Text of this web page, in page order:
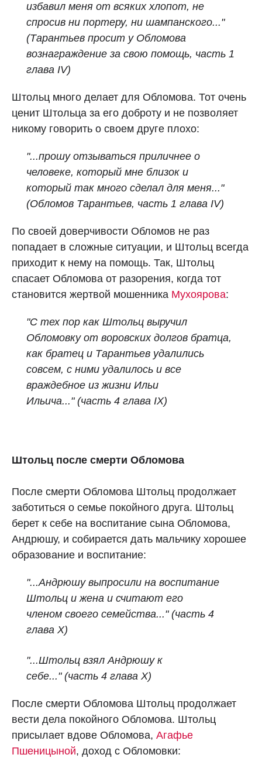
избавил меня от всяких хлопот, не
спросив ни портеру, ни шампанского..."
(Тарантьев просит у Обломова
вознаграждение за свою помощь, часть 1
глава IV)
Штольц много делает для Обломова. Тот очень
ценит Штольца за его доброту и не позволяет
никому говорить о своем друге плохо:
"...прошу отзываться приличнее о
человеке, который мне близок и
который так много сделал для меня..."
(Обломов Тарантьев, часть 1 глава IV)
По своей доверчивости Обломов не раз
попадает в сложные ситуации, и Штольц всегда
приходит к нему на помощь. Так, Штольц
спасает Обломова от разорения, когда тот
становится жертвой мошенника Мухоярова:
"С тех пор как Штольц выручил
Обломовку от воровских долгов братца,
как братец и Тарантьев удалились
совсем, с ними удалилось и все
враждебное из жизни Ильи
Ильича..." (часть 4 глава IX)
Штольц после смерти Обломова
После смерти Обломова Штольц продолжает
заботиться о семье покойного друга. Штольц
берет к себе на воспитание сына Обломова,
Андрюшу, и собирается дать мальчику хорошее
образование и воспитание:
"...Андрюшу выпросили на воспитание
Штольц и жена и считают его
членом своего семейства..." (часть 4
глава X)
"...Штольц взял Андрюшу к
себе..." (часть 4 глава X)
После смерти Обломова Штольц продолжает
вести дела покойного Обломова. Штольц
присылает вдове Обломова, Агафье
Пшеницыной, доход с Обломовки: